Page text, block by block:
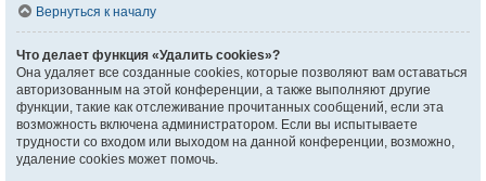
Вернуться к началу
Что делает функция «Удалить cookies»?
Она удаляет все созданные cookies, которые позволяют вам оставаться
авторизованным на этой конференции, а также выполняют другие
функции, такие как отслеживание прочитанных сообщений, если эта
возможность включена администратором. Если вы испытываете
трудности со входом или выходом на данной конференции, возможно,
удаление cookies может помочь.